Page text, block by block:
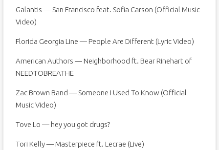
Galantis — San Francisco feat. Sofia Carson (Official Music
Video)
Florida Georgia Line — People Are Different (Lyric Video)
American Authors — Neighborhood ft. Bear Rinehart of
NEEDTOBREATHE
Zac Brown Band — Someone I Used To Know (Official
Music Video)
Tove Lo — hey you got drugs?
Tori Kelly — Masterpiece ft. Lecrae (Live)